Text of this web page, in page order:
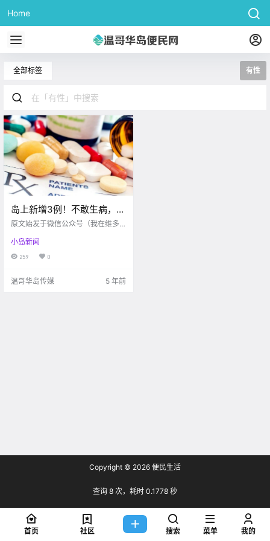
Home
全部标签 有性
岛上新增3例！不敢生病，加
拿大1/5人口负担不起处方药
案…
原文始发于微信公众号（我在维多
冷起来 博主又开启足不出户模
式。。 谁还能比博主更会自我隔
例.
小岛新闻
259 0
温哥华岛传媒 5 年前
Copyright © 2026 便民生活
查询 8 次，耗时 0.1778 秒
首页 社区 搜索 菜单 我的